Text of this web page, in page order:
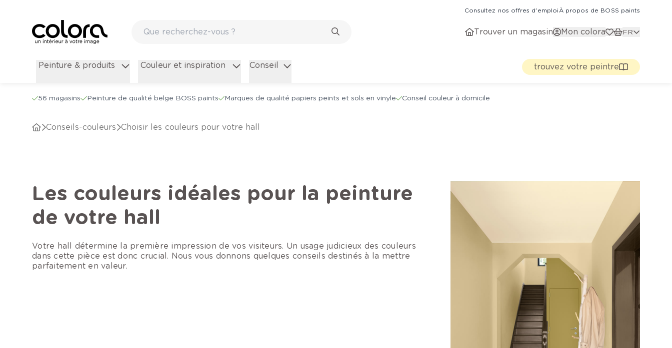
Consultez nos offres d'emploiÀ propos de BOSS paints
Trouver un magasin Mon colora FR
Peinture & produits Couleur et inspiration Conseil trouvez votre peintre
56 magasins Peinture de qualité belge BOSS paints Marques de qualité papiers peints et sols en vinyle Conseil couleur à domicile
conseils-couleurs Choisir les couleurs pour votre hall
Les couleurs idéales pour la peinture
de votre hall
Votre hall détermine la première impression de vos visiteurs. Un usage judicieux des couleurs
dans cette pièce est donc crucial. Nous vous donnons quelques conseils destinés à la mettre
parfaitement en valeur.